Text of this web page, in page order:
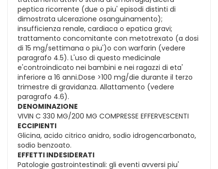
peptica ricorrente (due o piu' episodi distinti di
dimostrata ulcerazione osanguinamento);
insufficienza renale, cardiaca o epatica gravi;
trattamento concomitante con metotrexato (a dosi
di 15 mg/settimana o piu')o con warfarin (vedere
paragrafo 4.5). L'uso di questo medicinale
e'controindicato nei bambini e nei ragazzi di eta'
inferiore a 16 anni.Dose >100 mg/die durante il terzo
trimestre di gravidanza. Allattamento (vedere
paragrafo 4.6).
DENOMINAZIONE
VIVIN C 330 MG/200 MG COMPRESSE EFFERVESCENTI
ECCIPIENTI
Glicina, acido citrico anidro, sodio idrogencarbonato,
sodio benzoato.
EFFETTI INDESIDERATI
Patologie gastrointestinali: gli eventi avversi piu'